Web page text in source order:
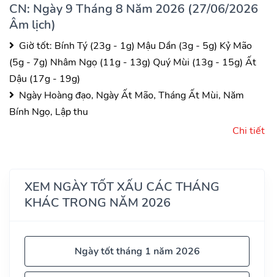
CN: Ngày 9 Tháng 8 Năm 2026 (27/06/2026
Âm lịch)
Giờ tốt: Bính Tý (23g - 1g) Mậu Dần (3g - 5g) Kỷ Mão
(5g - 7g) Nhâm Ngọ (11g - 13g) Quý Mùi (13g - 15g) Ất
Dậu (17g - 19g)
Ngày Hoàng đạo, Ngày Ất Mão, Tháng Ất Mùi, Năm
Bính Ngọ, Lập thu
Chi tiết
XEM NGÀY TỐT XẤU CÁC THÁNG
KHÁC TRONG NĂM 2026
Ngày tốt tháng 1 năm 2026